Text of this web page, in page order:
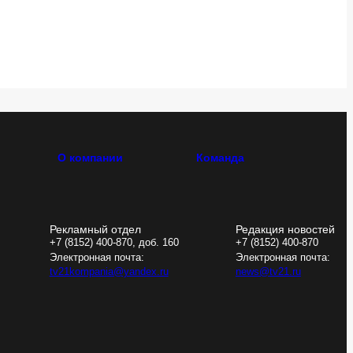
О компании Команда
Рекламный отдел
+7 (8152) 400-870, доб. 160
Электронная почта:
tv21kompania@yandex.ru
Редакция новостей
+7 (8152) 400-870
Электронная почта:
news@tv21.ru